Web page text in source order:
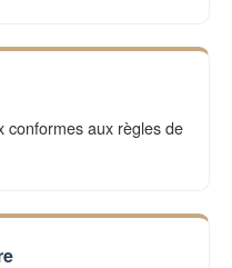
conformes aux règles de